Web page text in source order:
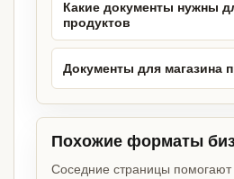
Какие документы нужны
продуктов
Документы для магазина
Похожие форматы
Соседние страницы помогают